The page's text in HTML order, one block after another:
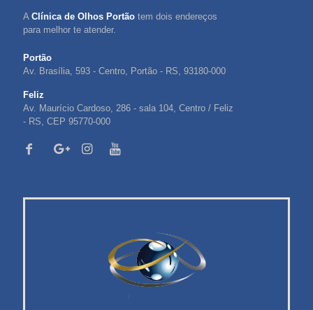
A Clínica de Olhos Portão tem dois endereços
para melhor te atender.
Portão
Av. Brasília, 593 - Centro, Portão - RS, 93180-000
Feliz
Av. Maurício Cardoso, 286 - sala 104, Centro / Feliz
- RS, CEP 95770-000